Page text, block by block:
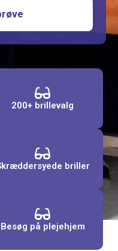
200+ brillevalg
briller
Besøg på plejehjem